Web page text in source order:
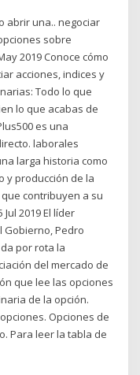
abrir una.. negociar
sobre
2019 Conoce cómo
acciones, indices y
Todo lo que
lo que acabas de
es una
laborales
larga historia como
y producción de la
contribuyen a su
2019 El líder
Pedro
por rota la
del mercado de
que lee las opciones
de la opción.
Opciones de
Para leer la tabla de